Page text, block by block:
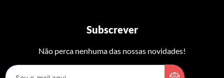
Subscrever
Não perca nenhuma das nossas novidades!